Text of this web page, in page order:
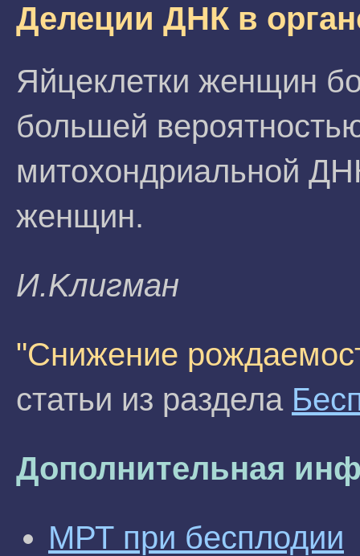
Делеции ДНК в
Яйцеклетки женщин
большей
митохондриальной
женщин.
И.Kлигмaн
"Снижение
статьи из раздела
Дополнительная
МРТ при бесплодии